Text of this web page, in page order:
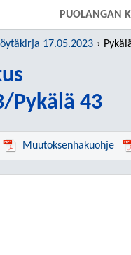
PUOLANGAN
17.05.2023
Pykälä 43
Muutoksenhakuohje